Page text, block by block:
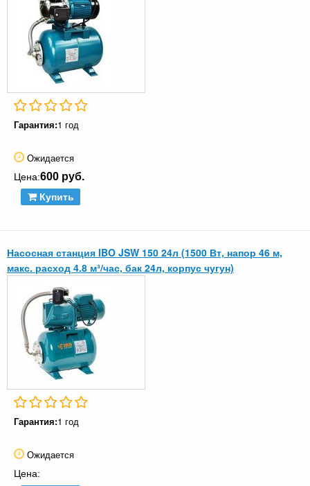
Гарантия:1 год
Ожидается
Цена:600 руб.
Купить
Насосная станция IBO JSW 150 24л (1500 Вт, напор 46 м,
макс. расход 4.8 м³/час, бак 24л, корпус чугун)
Гарантия:1 год
Ожидается
Цена: